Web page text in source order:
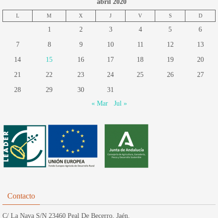
abril 2020
L M X J V S D
1 2 3 4 5 6
7 8 9 10 11 12 13
14 15 16 17 18 19 20
21 22 23 24 25 26 27
28 29 30
31
« Mar
Jul »
Contacto
C/ La Nava S/N 23460 Peal De Becerro, Jaén.